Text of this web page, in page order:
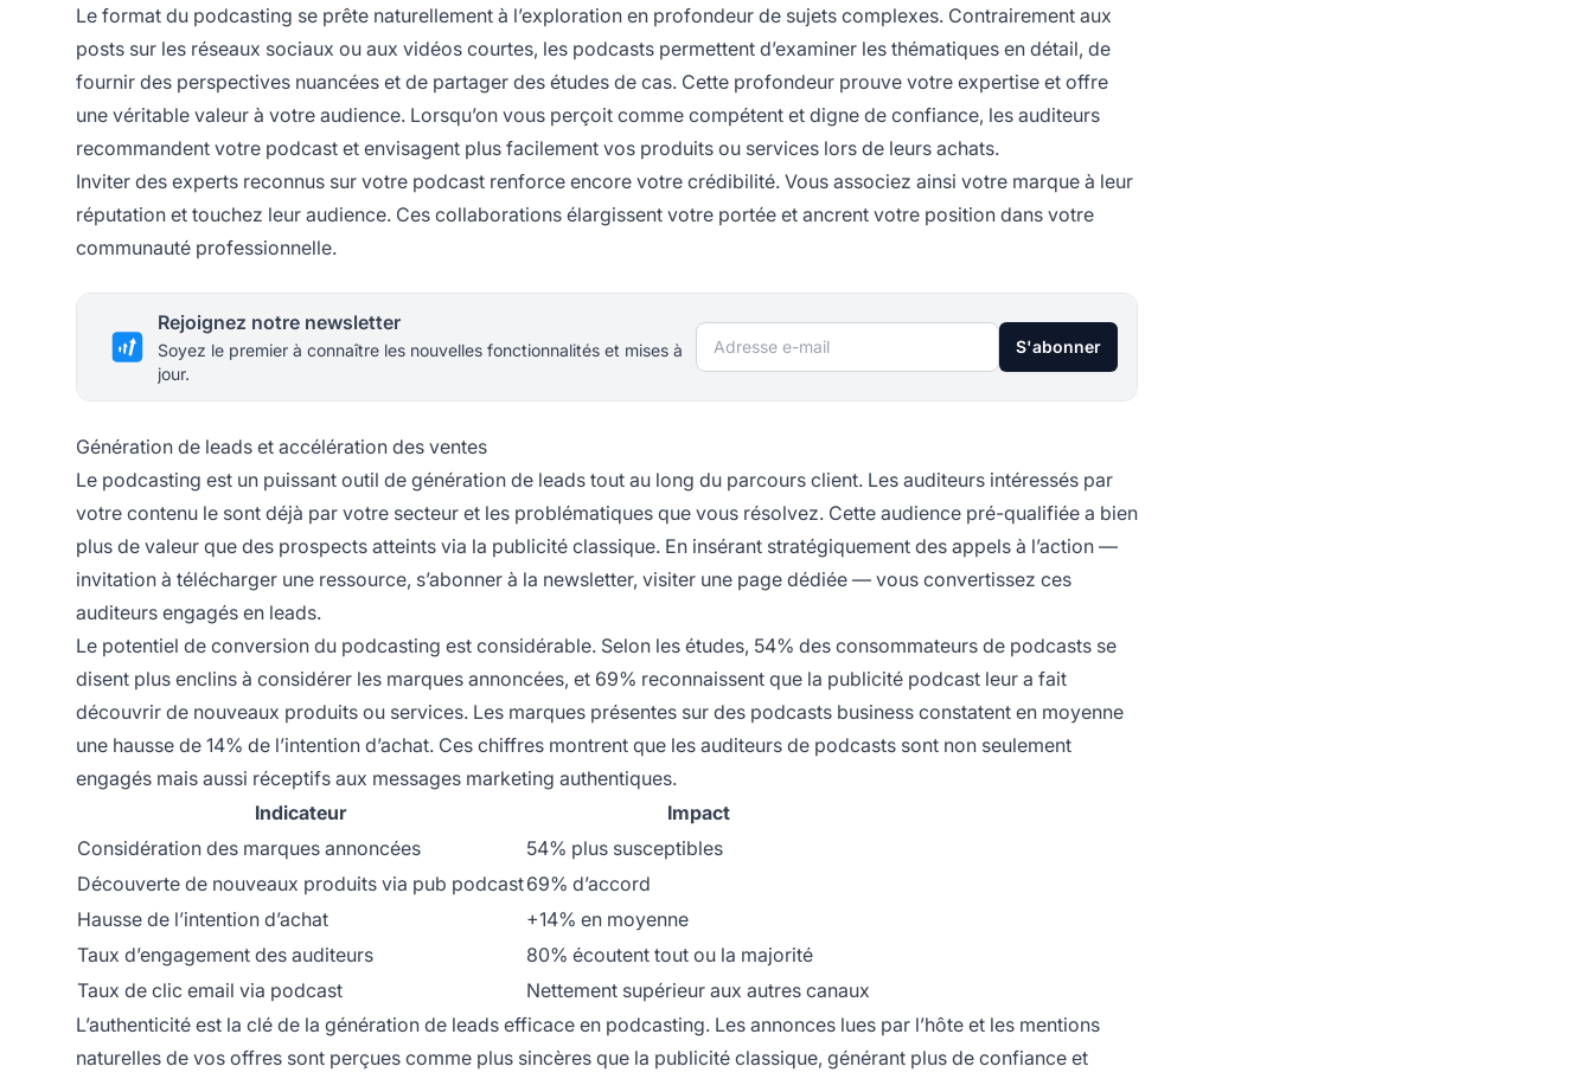
Le format du podcasting se prête naturellement à l’exploration en profondeur de sujets complexes. Contrairement aux
posts sur les réseaux sociaux ou aux vidéos courtes, les podcasts permettent d’examiner les thématiques en détail, de
fournir des perspectives nuancées et de partager des études de cas. Cette profondeur prouve votre expertise et offre
une véritable valeur à votre audience. Lorsqu’on vous perçoit comme compétent et digne de confiance, les auditeurs
recommandent votre podcast et envisagent plus facilement vos produits ou services lors de leurs achats.
Inviter des experts reconnus sur votre podcast renforce encore votre crédibilité. Vous associez ainsi votre marque à leur
réputation et touchez leur audience. Ces collaborations élargissent votre portée et ancrent votre position dans votre
communauté professionnelle.
Rejoignez notre newsletter
Soyez le premier à connaître les nouvelles fonctionnalités et mises à
jour.
Adresse e-mail S'abonner
Génération de leads et accélération des ventes
Le podcasting est un puissant outil de génération de leads tout au long du parcours client. Les auditeurs intéressés par
votre contenu le sont déjà par votre secteur et les problématiques que vous résolvez. Cette audience pré-qualifiée a bien
plus de valeur que des prospects atteints via la publicité classique. En insérant stratégiquement des appels à l’action —
invitation à télécharger une ressource, s’abonner à la newsletter, visiter une page dédiée — vous convertissez ces
auditeurs engagés en leads.
Le potentiel de conversion du podcasting est considérable. Selon les études, 54% des consommateurs de podcasts se
disent plus enclins à considérer les marques annoncées, et 69% reconnaissent que la publicité podcast leur a fait
découvrir de nouveaux produits ou services. Les marques présentes sur des podcasts business constatent en moyenne
une hausse de 14% de l’intention d’achat. Ces chiffres montrent que les auditeurs de podcasts sont non seulement
engagés mais aussi réceptifs aux messages marketing authentiques.
Indicateur
Impact
Considération des marques annoncées
54% plus susceptibles
Découverte de nouveaux produits via pub podcast69% d’accord
Hausse de l’intention d’achat
+14% en moyenne
Taux d’engagement des auditeurs
80% écoutent tout ou la majorité
Taux de clic email via podcast
Nettement supérieur aux autres canaux
L’authenticité est la clé de la génération de leads efficace en podcasting. Les annonces lues par l’hôte et les mentions
naturelles de vos offres sont perçues comme plus sincères que la publicité classique, générant plus de confiance et